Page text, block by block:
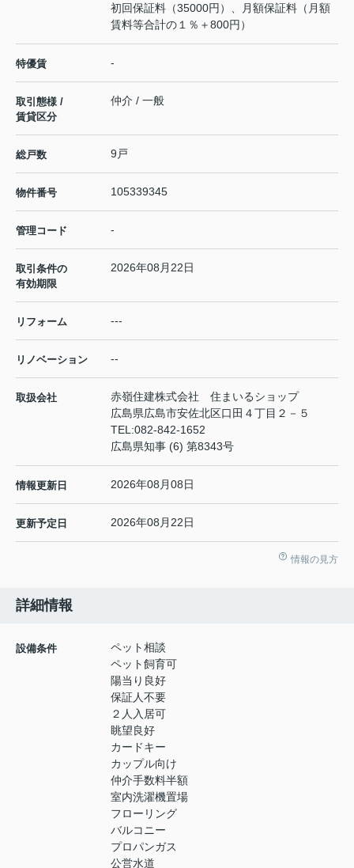
初回保証料（35000円）、月額保証料（月額
賃料等合計の１％＋800円）
特優賃 -
取引態様 /
賃貸区分
仲介 / 一般
総戸数 9戸
物件番号 105339345
管理コード -
取引条件の
有効期限
2026年08月22日
リフォーム ---
リノベーション --
取扱会社
赤嶺住建株式会社 住まいるショップ
広島県広島市安佐北区口田４丁目２－５
TEL:082-842-1652
広島県知事 (6) 第8343号
情報更新日 2026年08月08日
更新予定日 2026年08月22日
情報の見方
詳細情報
設備条件
ペット相談
ペット飼育可
陽当り良好
保証人不要
２人入居可
眺望良好
カードキー
カップル向け
仲介手数料半額
室内洗濯機置場
フローリング
バルコニー
プロパンガス
公営水道